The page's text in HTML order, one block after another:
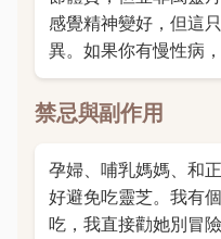
感覺精神變好，但這
異。如果你有慢性病
禁忌與副作用
孕婦、哺乳媽媽、和
好避免吃靈芝。我有
吃，我直接勸她別冒